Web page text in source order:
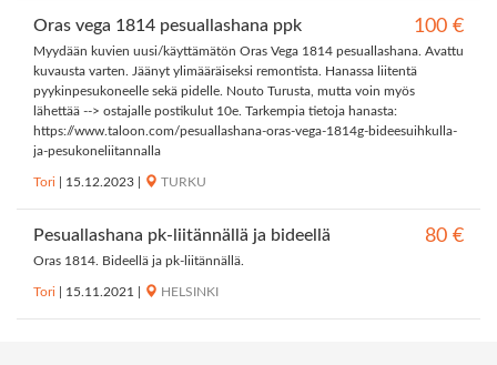
Oras vega 1814 pesuallashana ppk 100 €
Myydään kuvien uusi/käyttämätön Oras Vega 1814 pesuallashana. Avattu
kuvausta varten. Jäänyt ylimääräiseksi remontista. Hanassa liitentä
pyykinpesukoneelle sekä pidelle. Nouto Turusta, mutta voin myös
lähettää --> ostajalle postikulut 10e. Tarkempia tietoja hanasta:
https://www.taloon.com/pesuallashana-oras-vega-1814g-bideesuihkulla-
ja-pesukoneliitannalla
Tori 15.12.2023 TURKU
Pesuallashana pk-liitännällä ja bideellä 80 €
Oras 1814. Bideellä ja pk-liitännällä.
Tori 15.11.2021 HELSINKI